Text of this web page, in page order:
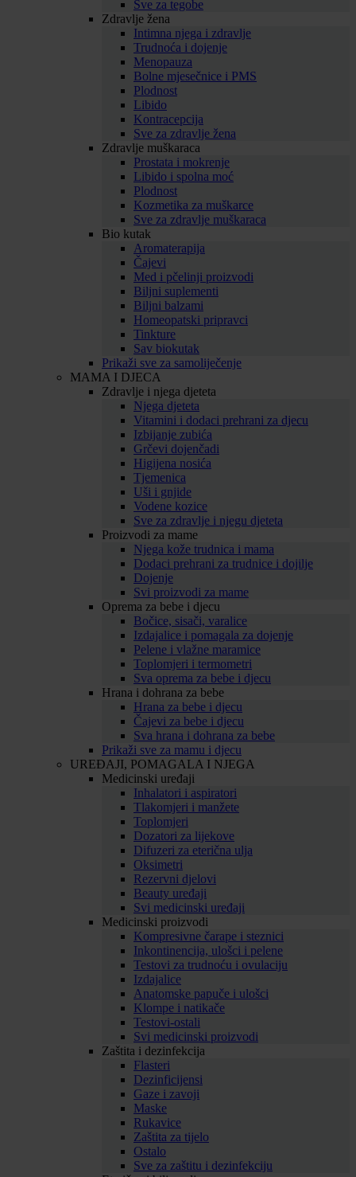
Sve za tegobe
Zdravlje žena
Intimna njega i zdravlje
Trudnoća i dojenje
Menopauza
Bolne mjesečnice i PMS
Plodnost
Libido
Kontracepcija
Sve za zdravlje žena
Zdravlje muškaraca
Prostata i mokrenje
Libido i spolna moć
Plodnost
Kozmetika za muškarce
Sve za zdravlje muškaraca
Bio kutak
Aromaterapija
Čajevi
Med i pčelinji proizvodi
Biljni suplementi
Biljni balzami
Homeopatski pripravci
Tinkture
Sav biokutak
Prikaži sve za samoliječenje
MAMA I DJECA
Zdravlje i njega djeteta
Njega djeteta
Vitamini i dodaci prehrani za djecu
Izbijanje zubića
Grčevi dojenčadi
Higijena nosića
Tjemenica
Uši i gnjide
Vodene kozice
Sve za zdravlje i njegu djeteta
Proizvodi za mame
Njega kože trudnica i mama
Dodaci prehrani za trudnice i dojilje
Dojenje
Svi proizvodi za mame
Oprema za bebe i djecu
Bočice, sisači, varalice
Izdajalice i pomagala za dojenje
Pelene i vlažne maramice
Toplomjeri i termometri
Sva oprema za bebe i djecu
Hrana i dohrana za bebe
Hrana za bebe i djecu
Čajevi za bebe i djecu
Sva hrana i dohrana za bebe
Prikaži sve za mamu i djecu
UREĐAJI, POMAGALA I NJEGA
Medicinski uređaji
Inhalatori i aspiratori
Tlakomjeri i manžete
Toplomjeri
Dozatori za lijekove
Difuzeri za eterična ulja
Oksimetri
Rezervni djelovi
Beauty uređaji
Svi medicinski uređaji
Medicinski proizvodi
Kompresivne čarape i steznici
Inkontinencija, ulošci i pelene
Testovi za trudnoću i ovulaciju
Izdajalice
Anatomske papuče i ulošci
Klompe i natikače
Testovi-ostali
Svi medicinski proizvodi
Zaštita i dezinfekcija
Flasteri
Dezinficijensi
Gaze i zavoji
Maske
Rukavice
Zaštita za tijelo
Ostalo
Sve za zaštitu i dezinfekciju